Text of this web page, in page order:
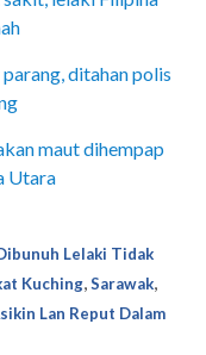
ditahan polis
maut dihempap
Utara
Lelaki Tidak
Kuching,Sarawak,
Lan Reput Dalam